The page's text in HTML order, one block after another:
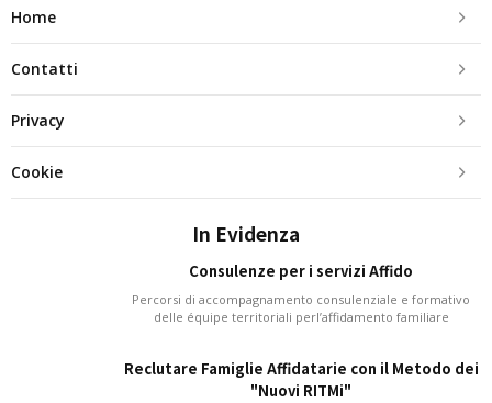
Home
Contatti
Privacy
Cookie
In Evidenza
Consulenze per i servizi Affido
Percorsi di accompagnamento consulenziale e formativo
delle équipe territoriali perl’affidamento familiare
Reclutare Famiglie Affidatarie con il Metodo dei
"Nuovi RITMi"